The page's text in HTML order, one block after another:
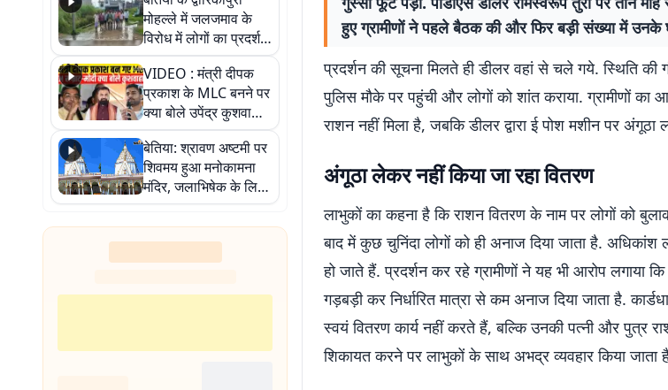
मोहल्ले में जलजमाव के
विरोध में लोगों का प्रदर्शन,
स्थायी समाधान की मांग
VIDEO : मंत्री दीपक
प्रकाश के MLC बनने पर
क्या बोले उपेंद्र कुशवाहा,
सुनिए
बेतिया: श्रावण अष्टमी पर
शिवमय हुआ मनोकामना
मंदिर, जलाभिषेक के लिए
लगी लंबी कतारें
हुए ग्रामीणों ने पहले बैठक की और फिर बड़ी संख्या में उनके
प्रदर्शन की सूचना मिलते ही डीलर वहां से चले गये. स्थिति की
पुलिस मौके पर पहुंची और लोगों को शांत कराया. ग्रामीणों का
राशन नहीं मिला है, जबकि डीलर द्वारा ई पोश मशीन पर अंगूठा
अंगूठा लेकर नहीं किया जा रहा वितरण
लाभुकों का कहना है कि राशन वितरण के नाम पर लोगों को
बाद में कुछ चुनिंदा लोगों को ही अनाज दिया जाता है.
हो जाते हैं. प्रदर्शन कर रहे ग्रामीणों ने यह भी आरोप लगाया
गड़बड़ी कर निर्धारित मात्रा से कम अनाज दिया जाता है.
स्वयं वितरण कार्य नहीं करते हैं, बल्कि उनकी पत्नी और पुत्र
शिकायत करने पर लाभुकों के साथ अभद्र व्यवहार किया जाता